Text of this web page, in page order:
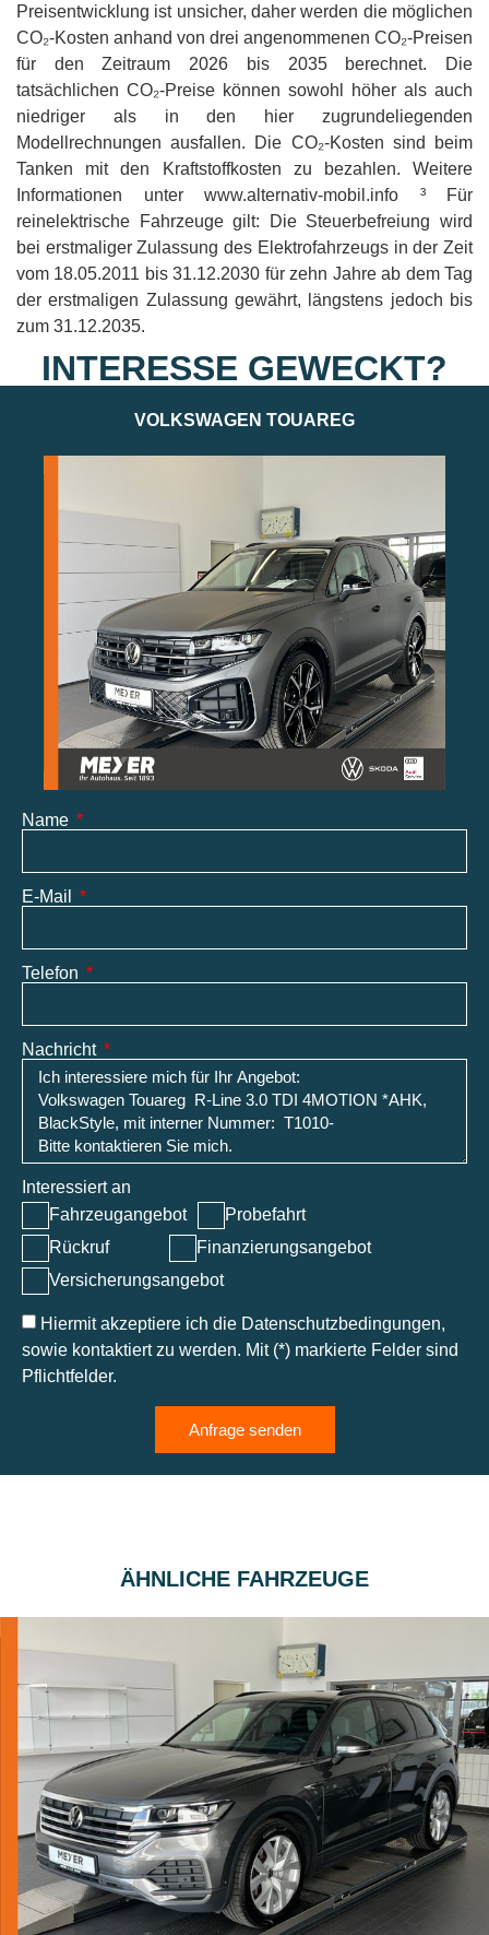
Preisentwicklung ist unsicher, daher werden die möglichen
CO₂-Kosten anhand von drei angenommenen CO₂-Preisen
für den Zeitraum 2026 bis 2035 berechnet. Die
tatsächlichen CO₂-Preise können sowohl höher als auch
niedriger als in den hier zugrundeliegenden
Modellrechnungen ausfallen. Die CO₂-Kosten sind beim
Tanken mit den Kraftstoffkosten zu bezahlen. Weitere
Informationen unter www.alternativ-mobil.info ³ Für
reinelektrische Fahrzeuge gilt: Die Steuerbefreiung wird
bei erstmaliger Zulassung des Elektrofahrzeugs in der Zeit
vom 18.05.2011 bis 31.12.2030 für zehn Jahre ab dem Tag
der erstmaligen Zulassung gewährt, längstens jedoch bis
zum 31.12.2035.
INTERESSE GEWECKT?
Name
E-Mail
Telefon
Nachricht
Interessiert an
Fahrzeugangebot
Probefahrt
Rückruf
Finanzierungsangebot
Versicherungsangebot
Hiermit akzeptiere ich die Datenschutzbedingungen,
sowie kontaktiert zu werden. Mit (*) markierte Felder sind
Pflichtfelder.
Anfrage senden
VOLKSWAGEN TOUAREG
ÄHNLICHE FAHRZEUGE